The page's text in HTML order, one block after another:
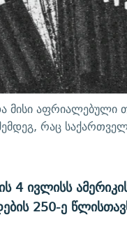
მისი
რაც
4 ივლისს
250-ე